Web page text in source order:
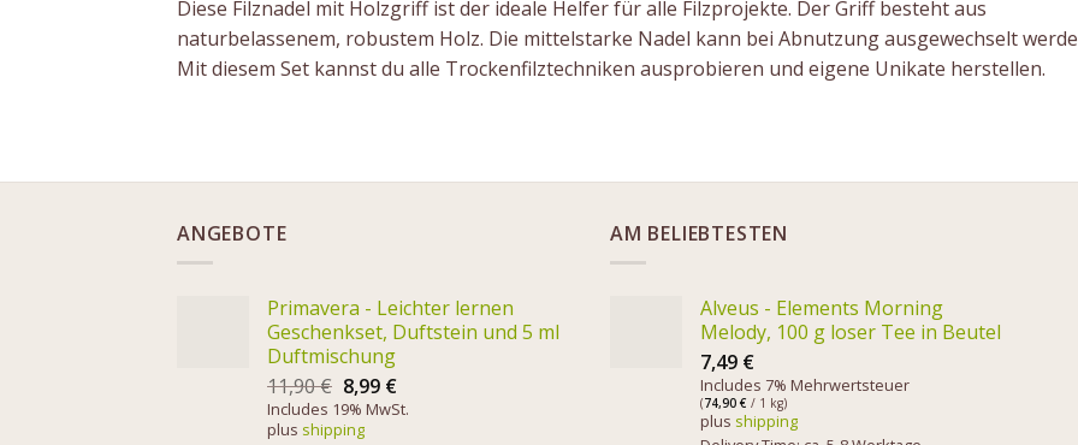
Diese Filznadel mit Holzgriff ist der ideale Helfer für alle Filzprojekte. Der Griff besteht aus
naturbelassenem, robustem Holz. Die mittelstarke Nadel kann bei Abnutzung ausgewechselt
Mit diesem Set kannst du alle Trockenfilztechniken ausprobieren und eigene Unikate herstellen.
ANGEBOTE
Primavera - Leichter lernen
Geschenkset, Duftstein und 5 ml
Duftmischung
11,90€ 8,99 €
Includes 19% MwSt.
plus shipping
AM BELIEBTESTEN
Alveus - Elements Morning
Melody, 100 g loser Tee in Beutel
7,49 €
Includes 7% Mehrwertsteuer
(74,90 € / 1 kg)
plus shipping